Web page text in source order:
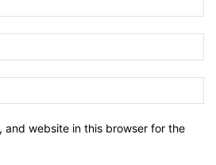
and website in this browser for the